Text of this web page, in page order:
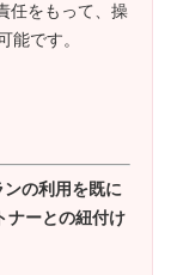
任をもって、操
能です。
の利用を既に
ナーとの紐付け